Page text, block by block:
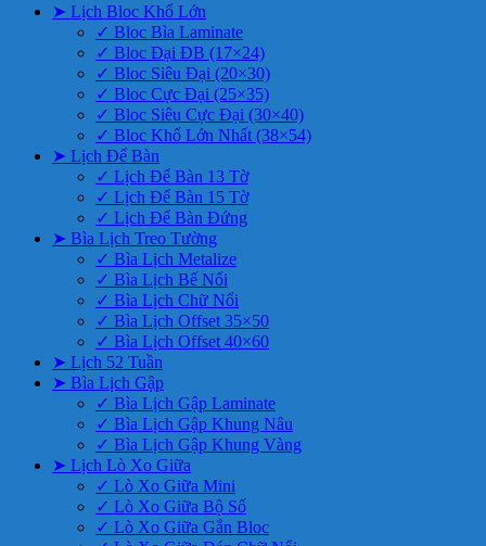
➤ Lịch Bloc Khổ Lớn
✓ Bloc Bìa Laminate
✓ Bloc Đại ĐB (17×24)
✓ Bloc Siêu Đại (20×30)
✓ Bloc Cực Đại (25×35)
✓ Bloc Siêu Cực Đại (30×40)
✓ Bloc Khổ Lớn Nhất (38×54)
➤ Lịch Để Bàn
✓ Lịch Để Bàn 13 Tờ
✓ Lịch Để Bàn 15 Tờ
✓ Lịch Để Bàn Đứng
➤ Bìa Lịch Treo Tường
✓ Bìa Lịch Metalize
✓ Bìa Lịch Bế Nổi
✓ Bìa Lịch Chữ Nổi
✓ Bìa Lịch Offset 35×50
✓ Bìa Lịch Offset 40×60
➤ Lịch 52 Tuần
➤ Bìa Lịch Gập
✓ Bìa Lịch Gập Laminate
✓ Bìa Lịch Gập Khung Nâu
✓ Bìa Lịch Gập Khung Vàng
➤ Lịch Lò Xo Giữa
✓ Lò Xo Giữa Mini
✓ Lò Xo Giữa Bộ Số
✓ Lò Xo Giữa Gắn Bloc